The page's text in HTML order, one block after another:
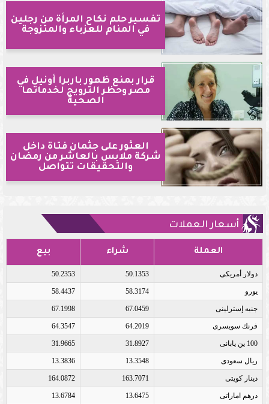
تفسير حلم نكاح المرأة من رجلين
في المنام للعزباء والمتزوجة
قرار بمنع ظهور باربرا أونيل في
مصر وحظر الترويج لخدماتها
الصحية
العثور على جثمان فتاة داخل
شركة ملابس بالعاشر من رمضان
والتحقيقات تتواصل
أسعار العملات
العملة شراء بيع
دولار أمريكى 50.1353
50.2353
يورو 58.3174
58.4437
جنيه إسترلينى 67.0459
67.1998
فرنك سويسرى 64.2019
64.3547
100 ين يابانى 31.8927
31.9665
ريال سعودى 13.3548
13.3836
دينار كويتى 163.7071
164.0872
درهم اماراتى 13.6475
13.6784